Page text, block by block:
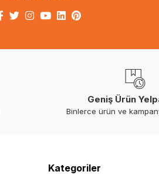
Geniş Ürün
Binlerce ürün ve
Kategoriler